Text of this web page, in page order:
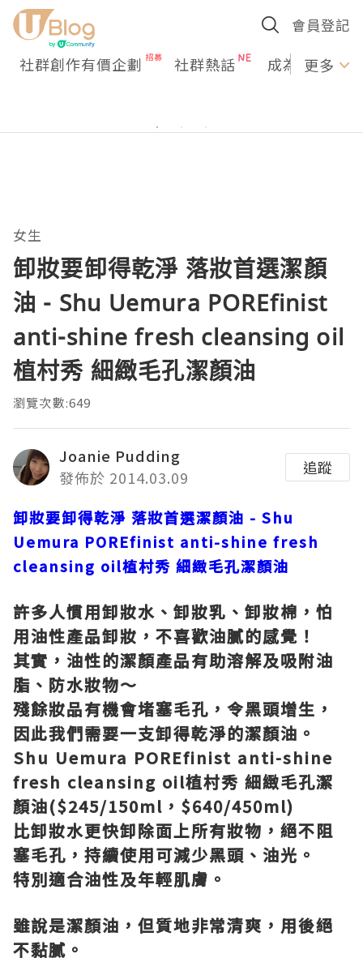
會員登記
社群創作有價企劃 社群熱話 成為U更多
女生
卸妝要卸得乾淨 落妝首選潔顏
油 - Shu Uemura POREfinist
anti-shine fresh cleansing oil
植村秀 細緻毛孔潔顏油
瀏覽次數:649
Joanie Pudding
發佈於 2014.03.09
追蹤
卸妝要卸得乾淨 落妝首選潔顏油 - Shu
Uemura POREfinist anti-shine fresh
cleansing oil植村秀 細緻毛孔潔顏油
許多人慣用卸妝水、卸妝乳、卸妝棉，怕
用油性產品卸妝，不喜歡油膩的感覺！
其實，油性的潔顏產品有助溶解及吸附油
脂、防水妝物～
殘餘妝品有機會堵塞毛孔，令黑頭增生，
因此我們需要一支卸得乾淨的潔顏油。
Shu Uemura POREfinist anti-shine
fresh cleansing oil植村秀 細緻毛孔潔
顏油($245/150ml ， $640/450ml)
比卸妝水更快卸除面上所有妝物，絕不阻
塞毛孔，持續使用可減少黑頭、油光。
特別適合油性及年輕肌膚。
雖說是潔顏油，但質地非常清爽，用後絕
不黏膩。